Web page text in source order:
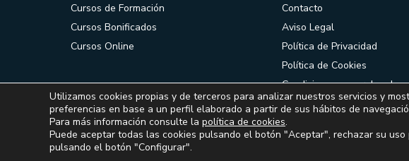
Cursos de Formación
Cursos Bonificados
Cursos Online
Contacto
Aviso Legal
Política de Privacidad
Política de Cookies
Condiciones generales de
contratación
Utilizamos cookies propias y de terceros para analizar nuestros servicios y
preferencias en base a un perfil elaborado a partir de sus hábitos de
Para más información consulte la política de cookies.
Puede aceptar todas las cookies pulsando el botón "Aceptar", rechazar su
pulsando el botón "Configurar".